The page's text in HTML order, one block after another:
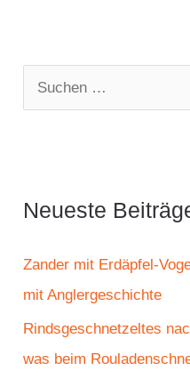
u
e
n
a
c
Neueste
Zander mit Erdäpfel-
mit Anglergeschichte
Rindsgeschnetzeltes
was beim